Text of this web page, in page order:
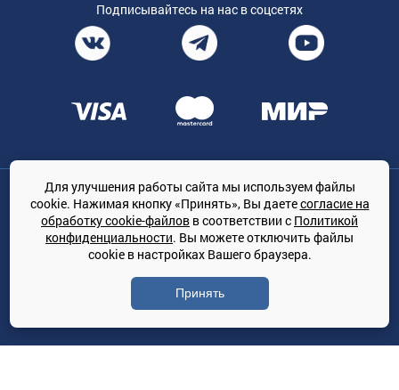
Подписывайтесь на нас в соцсетях
Общество с ограниченной ответственностью «ТРЕЙДКОН», ОГРН:
1167847364079, 197022, г. Санкт-Петербург, проспект Медиков, 7
КЛИМАТПРОФ.ONLINE - оптовая продажа кондиционеров и
климатической техники на территории РФ
© Сайт принадлежит ООО «ТРЕЙДКОН»
Политика конфиденциальности
Для улучшения работы сайта мы используем файлы
cookie. Нажимая кнопку «Принять», Вы даетесогласие на
обработку cookie-файлов в соответствии с Политикой
конфиденциальности. Вы можете отключить файлы
cookie в настройках Вашего браузера.
Принять